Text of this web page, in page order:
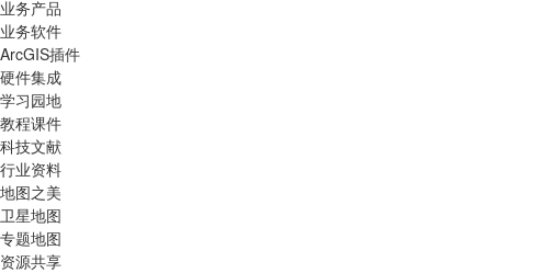
业务产品
业务软件
ArcGIS插件
硬件集成
学习园地
教程课件
科技文献
行业资料
地图之美
卫星地图
专题地图
资源共享